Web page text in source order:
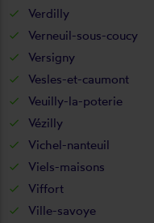
Verdilly
Verneuil-sous-coucy
Versigny
Vesles-et-caumont
Veuilly-la-poterie
Vézilly
Vichel-nanteuil
Viels-maisons
Viffort
Ville-savoye